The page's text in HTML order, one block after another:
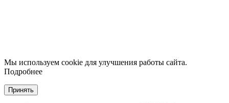
Мы используем cookie для улучшения работы сайта.
Подробнее
Принять